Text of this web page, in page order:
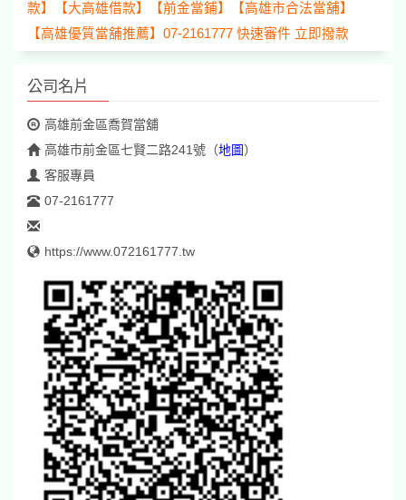
款】【大高雄借款】【前金當鋪】【高雄市合法當舖】
【高雄優質當舖推薦】07-2161777 快速審件 立即撥款
公司名片
高雄前金區喬賀當舖
高雄市前金區七賢二路241號 （地圖）
客服專員
07-2161777
https://www.072161777.tw